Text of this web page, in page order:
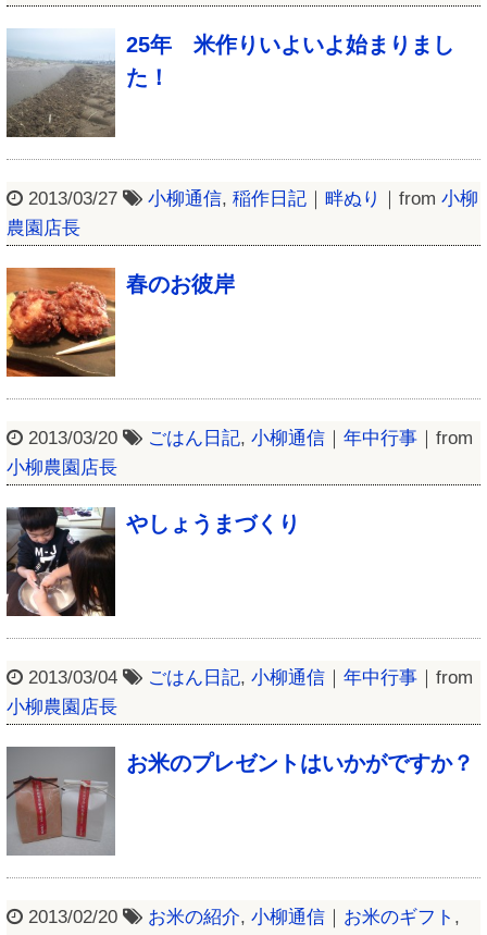
25年 米作りいよいよ始まりまし
た！
2013/03/27 小柳通信, 稲作日記 ｜ 畔ぬり ｜from 小柳
農園店長
春のお彼岸
2013/03/20 ごはん日記, 小柳通信 ｜ 年中行事 ｜from
小柳農園店長
やしょうまづくり
2013/03/04 ごはん日記, 小柳通信 ｜ 年中行事 ｜from
小柳農園店長
お米のプレゼントはいかがですか？
2013/02/20 お米の紹介, 小柳通信 ｜ お米のギフト ,